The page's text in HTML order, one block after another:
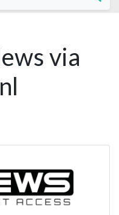
via